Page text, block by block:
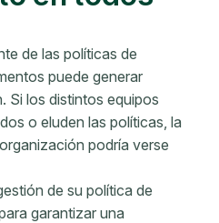
de las políticas de
puede generar
Si los distintos equipos
o eluden las políticas, la
podría verse
de su política de
garantizar una